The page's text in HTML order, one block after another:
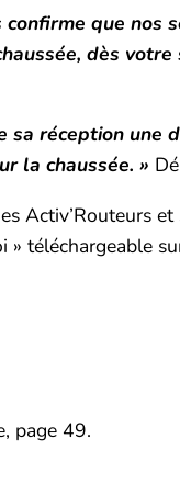
que nos
dès
réception une
la chaussée. »
Activ’Routeurs
» téléchargeable
page 49.